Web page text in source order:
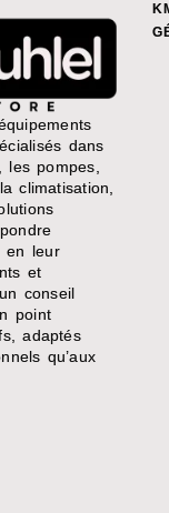
dans
pompes,
climatisation,
en leur
et
conseil
point
adaptés
qu’aux